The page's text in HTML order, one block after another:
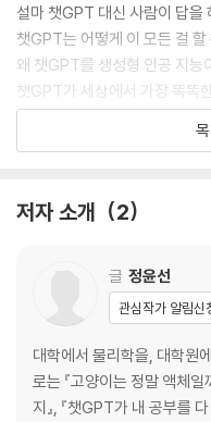
설마 챗GPT 대신 사람이 답을
챗GPT는 어떻게 이 모든 걸
왜 챗GPT를 생성형 인공 지능
챗GPT가 세상에서 가장 똑똑
2장 챗GPT는 세상을 어떻게
챗GPT만 있으면 다 되는데 공
챗GPT가 우리의 일자리를 다
3장 챗GPT의 위험성
왜 어린이는 챗GPT를 마음대
챗GPT가 거짓말을 한다고요?
저자 소개 2
글 정윤선
관심작가 알림신
대학에서 물리학을, 대학원
로는 『고양이는 정말 액체일
지』, 『챗GPT가 내 공부를